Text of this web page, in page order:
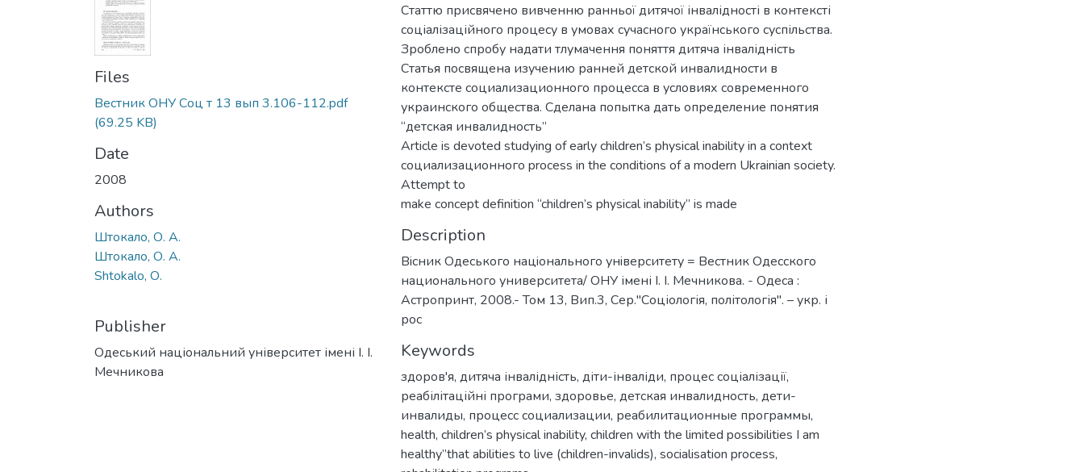
Files
Вестник ОНУ Соц т 13 вып 3.106-112.pdf
(69.25 KB)
Date
2008
Authors
Штокало, О. А.
Штокало, О. А.
Shtokalo, О.
Publisher
Одеський національний університет імені І. І.
Мечникова
Статтю присвячено вивченню ранньої дитячої інвалідності в контексті
соціалізаційного процесу в умовах сучасного українського суспільства.
Зроблено спробу надати тлумачення поняття дитяча інвалідність
Статья посвящена изучению ранней детской инвалидности в
контексте социализационного процесса в условиях современного
украинского общества. Сделана попытка дать определение понятия
“детская инвалидность”
Article is devoted studying of early children’s physical inability in a context
социализационного process in the conditions of a modern Ukrainian society.
Attempt to
make concept definition “children’s physical inability” is made
Description
Вiсник Одеського нацiонального унiверситету = Вестник Одесского
национального университета/ ОНУ імені І. І. Мечникова. - Одеса :
Астропринт, 2008.- Том 13, Вип.3, Сер."Соціологія, політологія". – укр. і
рос
Keywords
здоров'я, дитяча інвалідність, діти-інваліди, процес соціалізації,
реабілітаційні програми, здоровье, детская инвалидность, дети-
инвалиды, процесс социализации, реабилитационные программы,
health, children’s physical inability, children with the limited possibilities I am
healthy”that abilities to live (children-invalids), socialisation process,